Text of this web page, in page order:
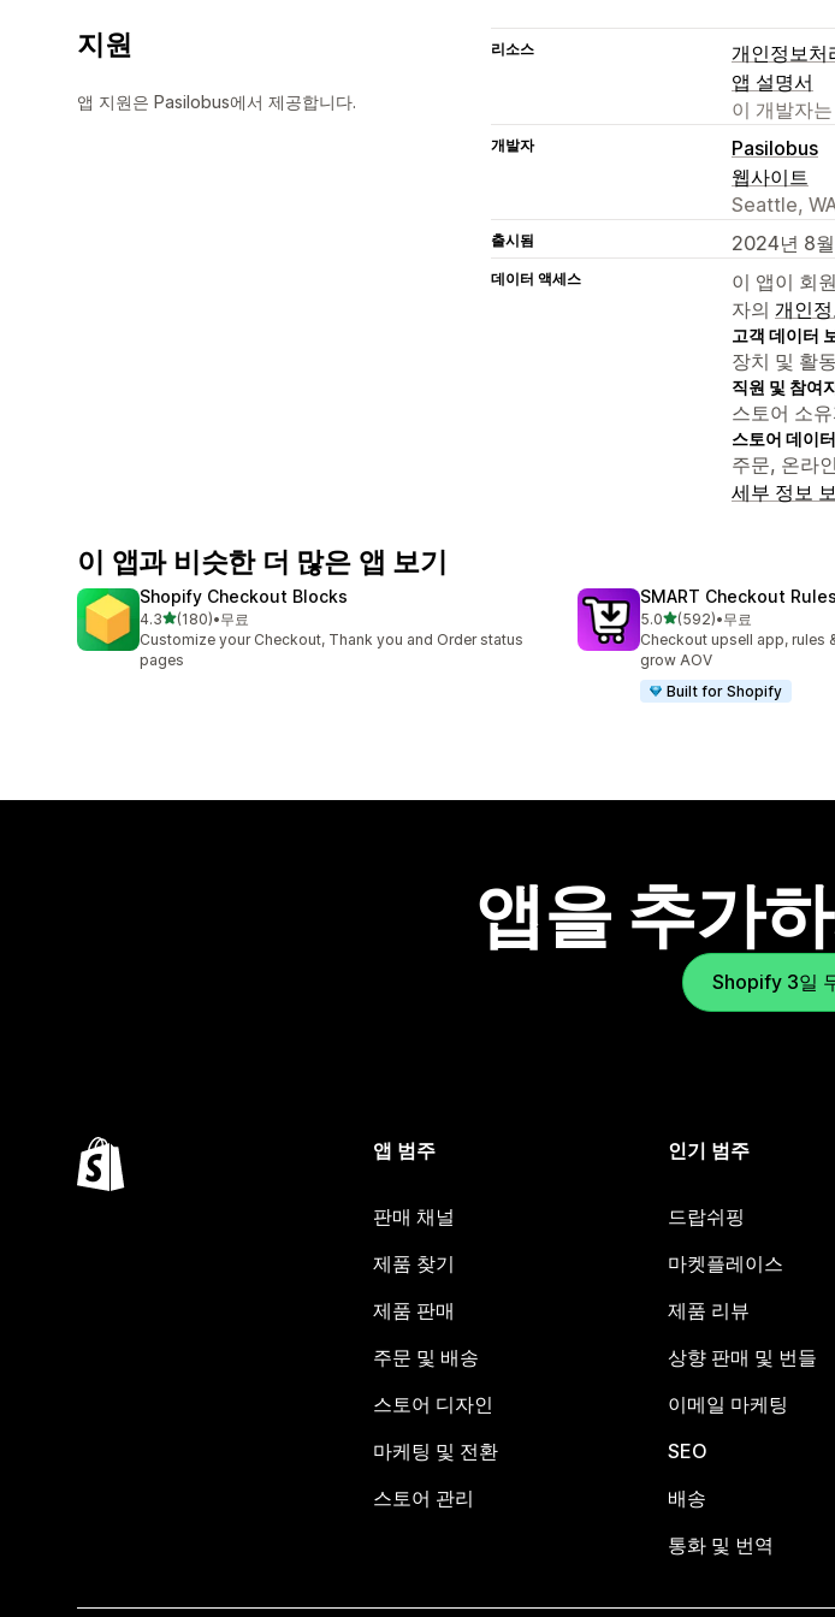
지원
앱 지원은 Pasilobus에서 제공합니다.
리소스
개인정보처
앱 설명서
이 개발자
개발자
Pasilobus
웹사이트
Seattle,
출시됨 2024년 8월
데이터 액세스
이 앱이 회
자의 개인
고객 데이터
장치 및 활
직원 및 참여
스토어 소
스토어 데이
주문, 온라
세부 정보
이 앱과 비슷한 더 많은 앱 보기
Shopify Checkout Blocks
4.3별 5개 중
(180)
총 리뷰 180개
•무료
Customize your Checkout, Thank you and Order status
pages
SMART Checkout
5.0별 5개 중
(592)
총 리뷰 592개
•무료
Checkout upsell app, rules
grow AOV
Built for Shopify
앱을 추가
Shopify 3일
앱 범주
판매 채널
제품 찾기
제품 판매
주문 및 배송
스토어 디자인
마케팅 및 전환
스토어 관리
인기 범주
드랍쉬핑
마켓플레이스
제품 리뷰
상향 판매 및 번들
이메일 마케팅
SEO
배송
통화 및 번역